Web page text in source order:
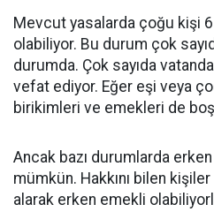
Mevcut yasalarda çoğu kişi
olabiliyor. Bu durum çok
durumda. Çok sayıda
vefat ediyor. Eğer eşi veya
birikimleri ve emekleri de
Ancak bazı durumlarda
mümkün. Hakkını bilen
alarak erken emekli